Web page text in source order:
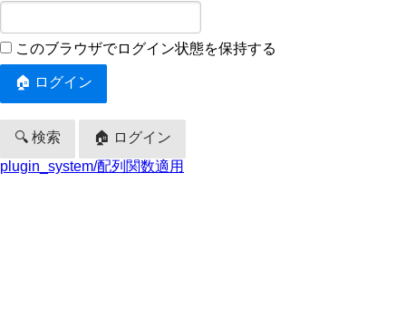
このブラウザでログイン状態を保持する
🔍 検索
🏠 ログイン
plugin_system/配列関数適用